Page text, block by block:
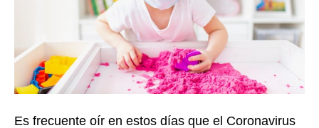
Es frecuente oír en estos días que el Coronavirus